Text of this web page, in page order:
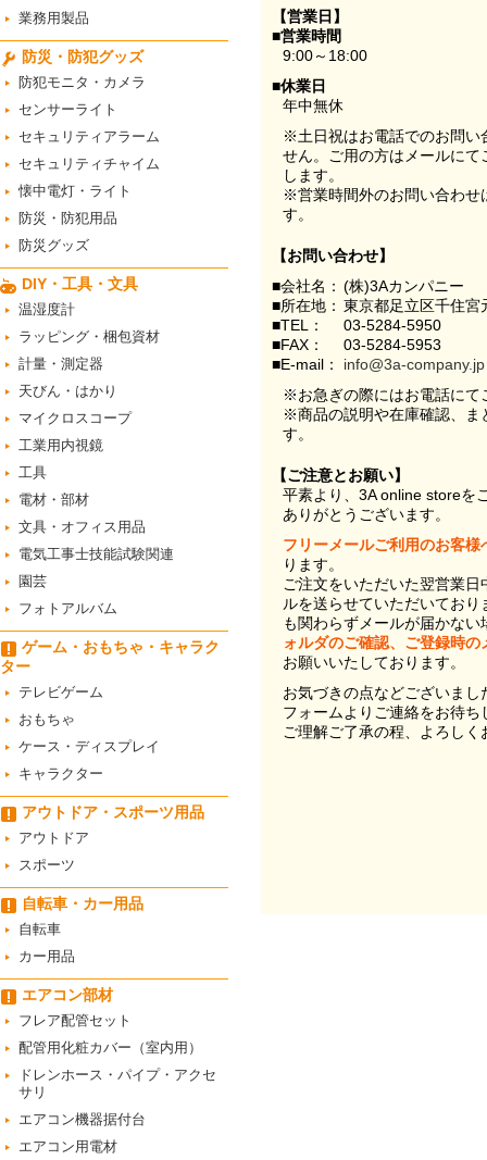
業務用製品
防災・防犯グッズ
防犯モニタ・カメラ
センサーライト
セキュリティアラーム
セキュリティチャイム
懐中電灯・ライト
防災・防犯用品
防災グッズ
DIY・工具・文具
温湿度計
ラッピング・梱包資材
計量・測定器
天びん・はかり
マイクロスコープ
工業用内視鏡
工具
電材・部材
文具・オフィス用品
電気工事士技能試験関連
園芸
フォトアルバム
ゲーム・おもちゃ・キャラク
ター
テレビゲーム
おもちゃ
ケース・ディスプレイ
キャラクター
アウトドア・スポーツ用品
アウトドア
スポーツ
自転車・カー用品
自転車
カー用品
エアコン部材
フレア配管セット
配管用化粧カバー（室内用）
ドレンホース・パイプ・アクセ
サリ
エアコン機器据付台
エアコン用電材
【営業日】
■営業時間
9:00～18:00
■休業日
年中無休
※土日祝はお電話でのお問い
せん。ご用の方はメールに
します。
※営業時間外のお問い合わせ
す。
【お問い合わせ】
■会社名： (株)3Aカンパニー
■所在地： 東京都足立区千住
■TEL：
03-5284-5950
■FAX：
03-5284-5953
■E-mail：
info@3a-company.jp
※お急ぎの際にはお電話にて
※商品の説明や在庫確認、ま
す。
【ご注意とお願い】
平素より、3A online storeを
ありがとうございます。
フリーメールご利用のお客様
ります。
ご注文をいただいた翌営業
ルを送らせていただいてお
も関わらずメールが届かない
ォルダのご確認、ご登録時
お願いいたしております。
お気づきの点などございま
フォームよりご連絡をお待ち
ご理解ご了承の程、よろし